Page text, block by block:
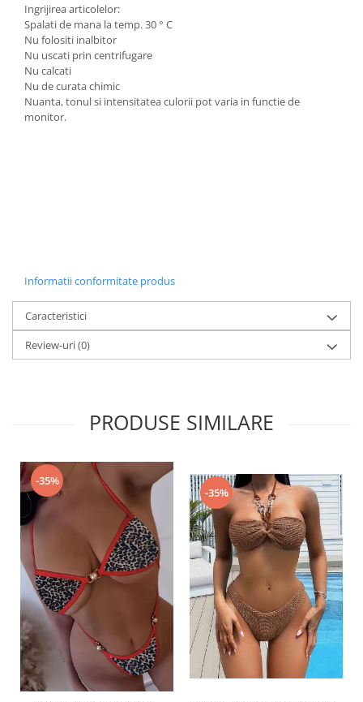
Ingrijirea articolelor:
Spalati de mana la temp. 30 ° C
Nu folositi inalbitor
Nu uscati prin centrifugare
Nu calcati
Nu de curata chimic
Nuanta, tonul si intensitatea culorii pot varia in functie de
monitor.
Informatii conformitate produs
Caracteristici
Review-uri(0)
PRODUSE SIMILARE
-35%
-35%